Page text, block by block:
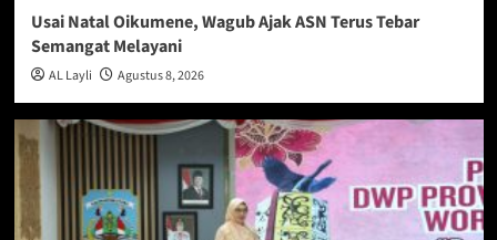
Usai Natal Oikumene, Wagub Ajak ASN Terus Tebar
Semangat Melayani
AL Layli Agustus 8, 2026